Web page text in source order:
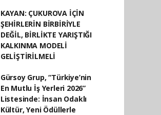
KAYAN: ÇUKUROVA İÇİN
ŞEHİRLERİN BİRBİRİYLE
DEĞİL, BİRLİKTE YARIŞTIĞI
KALKINMA MODELİ
GELİŞTİRİLMELİ
Gürsoy Grup, “Türkiye’nin
En Mutlu İş Yerleri 2026”
Listesinde: İnsan Odaklı
Kültür, Yeni Ödüllerle